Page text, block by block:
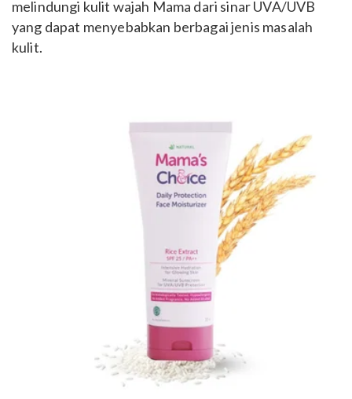
melindungi kulit wajah Mama dari sinar UVA/UVB
yang dapat menyebabkan berbagai jenis masalah
kulit.